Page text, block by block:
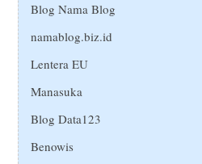
Blog Nama Blog
namablog.biz.id
Lentera EU
Manasuka
Blog Data123
Benowis